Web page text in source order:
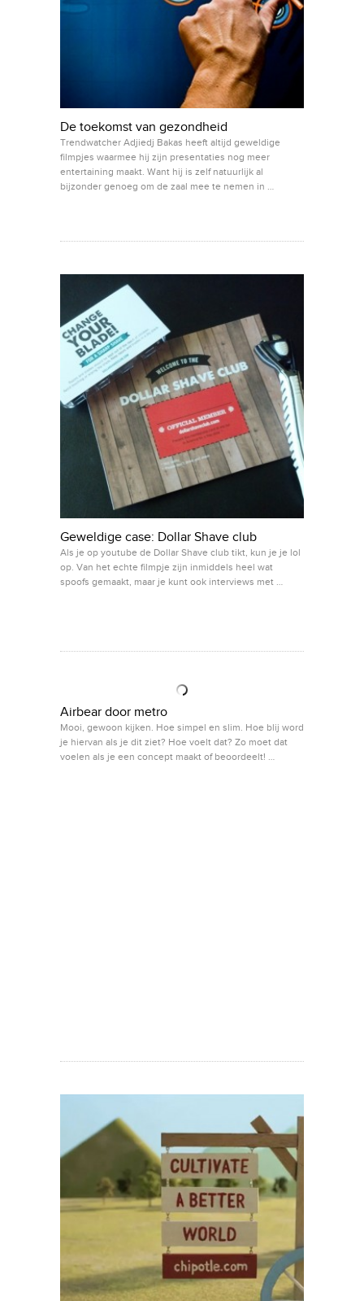
De toekomst van gezondheid
Trendwatcher Adjiedj Bakas heeft altijd geweldige
filmpjes waarmee hij zijn presentaties nog meer
entertaining maakt. Want hij is zelf natuurlijk al
bijzonder genoeg om de zaal mee te nemen in …
Geweldige case: Dollar Shave club
Als je op youtube de Dollar Shave club tikt, kun je je lol
op. Van het echte filmpje zijn inmiddels heel wat
spoofs gemaakt, maar je kunt ook interviews met …
Airbear door metro
Mooi, gewoon kijken. Hoe simpel en slim. Hoe blij word
je hiervan als je dit ziet? Hoe voelt dat? Zo moet dat
voelen als je een concept maakt of beoordeelt! …